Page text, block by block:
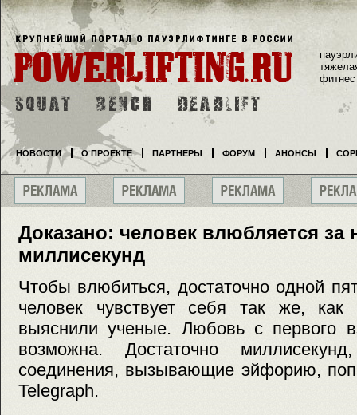
Доказано: человек влюбляется за
миллисекунд
Чтобы влюбиться, достаточно одной
человек чувствует себя так же, как
выяснили ученые. Любовь с первого
возможна. Достаточно
соединения, вызывающие эйфорию,
Telegraph.
фитнес
НОВОСТИ О ПРОЕКТЕ ПАРТНЕРЫ ФОРУМ АНОНСЫ